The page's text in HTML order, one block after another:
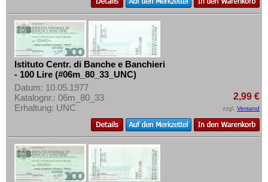
Istituto Centr. di Banche e Banchieri
- 100 Lire (#06m_80_33_UNC)
Datum: 10.05.1977
Katalognr.: 06m_80_33
Erhaltung: UNC
2,99 €
zzgl. Versand